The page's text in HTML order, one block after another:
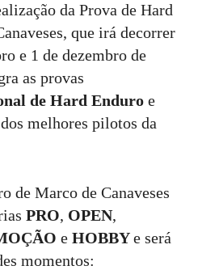
da Prova de Hard
que irá decorrer
e 1 de dezembro de
as provas
de Hard Enduro e
melhores pilotos da
de Marco de Canaveses
PRO, OPEN,
e HOBBYe será
momentos: